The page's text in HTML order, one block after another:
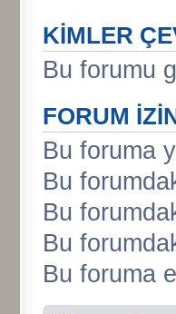
KIMLER
Bu forumu
FORUM
Bu foruma
Bu
Bu
Bu
Bu foruma